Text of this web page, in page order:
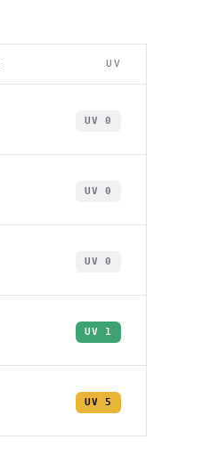
UV
UV0
UV0
UV0
UV 1
UV 5